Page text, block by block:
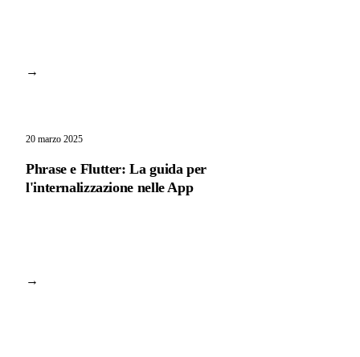
→
20 marzo 2025
Phrase e Flutter: La guida per
l'internalizzazione nelle App
→